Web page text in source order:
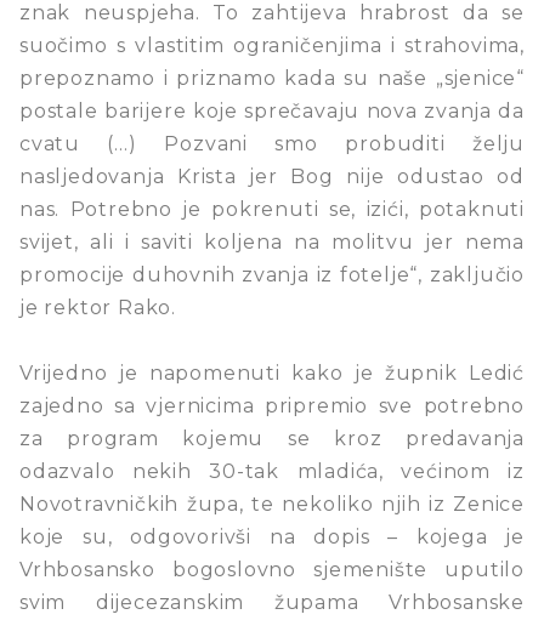
znak neuspjeha. To zahtijeva hrabrost da se
suočimo s vlastitim ograničenjima i strahovima,
prepoznamo i priznamo kada su naše „sjenice“
postale barijere koje sprečavaju nova zvanja da
cvatu (…) Pozvani smo probuditi želju
nasljedovanja Krista jer Bog nije odustao od
nas. Potrebno je pokrenuti se, izići, potaknuti
svijet, ali i saviti koljena na molitvu jer nema
promocije duhovnih zvanja iz fotelje“, zaključio
je rektor Rako.
Vrijedno je napomenuti kako je župnik Ledić
zajedno sa vjernicima pripremio sve potrebno
za program kojemu se kroz predavanja
odazvalo nekih 30-tak mladića, većinom iz
Novotravničkih župa, te nekoliko njih iz Zenice
koje su, odgovorivši na dopis – kojega je
Vrhbosansko bogoslovno sjemenište uputilo
svim dijecezanskim župama Vrhbosanske